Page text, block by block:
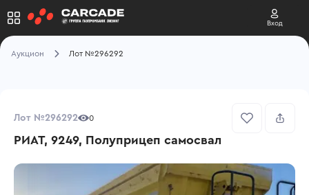
Вход
Аукцион Лот №296292
Лот №296292 0
РИАТ, 9249, Полуприцеп самосвал